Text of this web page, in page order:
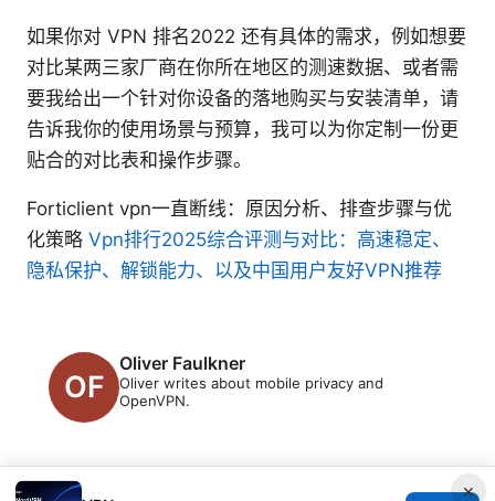
如果你对 VPN 排名2022 还有具体的需求，例如想要
对比某两三家厂商在你所在地区的测速数据、或者需
要我给出一个针对你设备的落地购买与安装清单，请
告诉我你的使用场景与预算，我可以为你定制一份更
贴合的对比表和操作步骤。
Forticlient vpn一直断线：原因分析、排查步骤与优
化策略 Vpn排行2025综合评测与对比：高速稳定、
隐私保护、解锁能力、以及中国用户友好VPN推荐
Oliver Faulkner
Oliver writes about mobile privacy and
OpenVPN.
×